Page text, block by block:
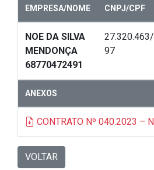
EMPRESA/NOME CNPJ/CPF
NOE DA SILVA
MENDONÇA
68770472491
97
ANEXOS
CONTRATO Nº 040.2023 –
VOLTAR